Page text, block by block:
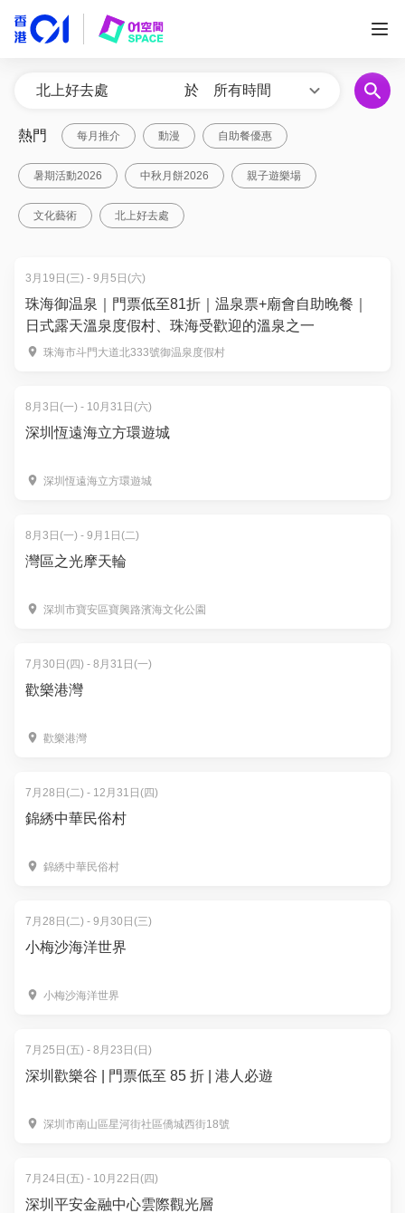
於 所有時間
熱門 每月推介 動漫 自助餐優惠
暑期活動2026 中秋月餅2026 親子遊樂場
文化藝術 北上好去處
3月19日(三) - 9月5日(六)
珠海御温泉｜門票低至81折｜温泉票+廟會自助晚餐｜
日式露天溫泉度假村、珠海受歡迎的溫泉之一
珠海市斗門大道北333號御温泉度假村
8月3日(一) - 10月31日(六)
深圳恆遠海立方環遊城
深圳恆遠海立方環遊城
8月3日(一) - 9月1日(二)
灣區之光摩天輪
深圳市寶安區寶興路濱海文化公園
7月30日(四) - 8月31日(一)
歡樂港灣
歡樂港灣
7月28日(二) - 12月31日(四)
錦綉中華民俗村
錦綉中華民俗村
7月28日(二) - 9月30日(三)
小梅沙海洋世界
小梅沙海洋世界
7月25日(五) - 8月23日(日)
深圳歡樂谷 | 門票低至 85 折 | 港人必遊
深圳市南山區星河街社區僑城西街18號
7月24日(五) - 10月22日(四)
深圳平安金融中心雲際觀光層